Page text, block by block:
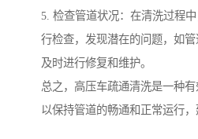
5. 检查管道状况：在清洗过程
行检查，发现潜在的问题，如
及时进行修复和维护。
总之，高压车疏通清洗是一种
以保持管道的畅通和正常运行，